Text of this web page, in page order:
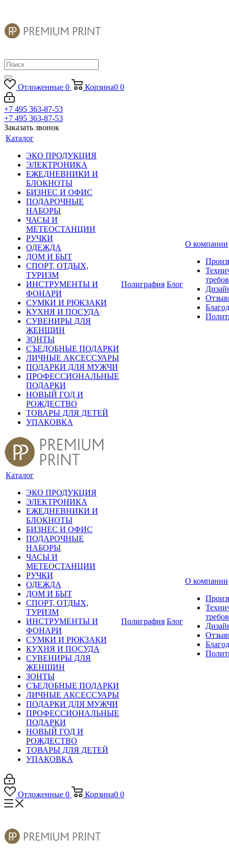
Отложенные 0 Корзина0 0
+7 495 363-87-53
+7 495 363-87-53
Заказать звонок
Каталог
ЭКО ПРОДУКЦИЯ
ЭЛЕКТРОНИКА
ЕЖЕДНЕВНИКИ И
БЛОКНОТЫ
БИЗНЕС И ОФИС
ПОДАРОЧНЫЕ
НАБОРЫ
ЧАСЫ И
МЕТЕОСТАНЦИИ
РУЧКИ
ОДЕЖДА
ДОМ И БЫТ
СПОРТ, ОТДЫХ,
ТУРИЗМ
ИНСТРУМЕНТЫ И
ФОНАРИ
СУМКИ И РЮКЗАКИ
КУХНЯ И ПОСУДА
СУВЕНИРЫ ДЛЯ
ЖЕНЩИН
ЗОНТЫ
СЪЕДОБНЫЕ ПОДАРКИ
ЛИЧНЫЕ АКСЕССУАРЫ
ПОДАРКИ ДЛЯ МУЖЧИ
ПРОФЕССИОНАЛЬНЫЕ
ПОДАРКИ
НОВЫЙ ГОД И
РОЖДЕСТВО
ТОВАРЫ ДЛЯ ДЕТЕЙ
УПАКОВКА
Полиграфия Блог
О компании
Каталог
ЭКО ПРОДУКЦИЯ
ЭЛЕКТРОНИКА
ЕЖЕДНЕВНИКИ И
БЛОКНОТЫ
БИЗНЕС И ОФИС
ПОДАРОЧНЫЕ
НАБОРЫ
ЧАСЫ И
МЕТЕОСТАНЦИИ
РУЧКИ
ОДЕЖДА
ДОМ И БЫТ
СПОРТ, ОТДЫХ,
ТУРИЗМ
ИНСТРУМЕНТЫ И
ФОНАРИ
СУМКИ И РЮКЗАКИ
КУХНЯ И ПОСУДА
СУВЕНИРЫ ДЛЯ
ЖЕНЩИН
ЗОНТЫ
СЪЕДОБНЫЕ ПОДАРКИ
ЛИЧНЫЕ АКСЕССУАРЫ
ПОДАРКИ ДЛЯ МУЖЧИ
ПРОФЕССИОНАЛЬНЫЕ
ПОДАРКИ
НОВЫЙ ГОД И
РОЖДЕСТВО
ТОВАРЫ ДЛЯ ДЕТЕЙ
УПАКОВКА
Полиграфия Блог
О компании
Отложенные 0 Корзина0 0